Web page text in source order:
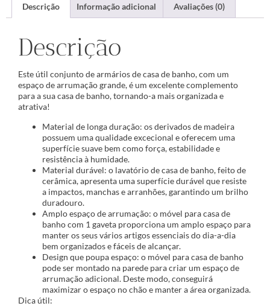
Descrição Informação adicional Avaliações (0)
Descrição
Este útil conjunto de armários de casa de banho, com um
espaço de arrumação grande, é um excelente complemento
para a sua casa de banho, tornando-a mais organizada e
atrativa!
Material de longa duração: os derivados de madeira
possuem uma qualidade excecional e oferecem uma
superfície suave bem como força, estabilidade e
resistência à humidade.
Material durável: o lavatório de casa de banho, feito de
cerâmica, apresenta uma superfície durável que resiste
a impactos, manchas e arranhões, garantindo um brilho
duradouro.
Amplo espaço de arrumação: o móvel para casa de
banho com 1 gaveta proporciona um amplo espaço para
manter os seus vários artigos essenciais do dia-a-dia
bem organizados e fáceis de alcançar.
Design que poupa espaço: o móvel para casa de banho
pode ser montado na parede para criar um espaço de
arrumação adicional. Deste modo, conseguirá
maximizar o espaço no chão e manter a área organizada.
Dica útil: